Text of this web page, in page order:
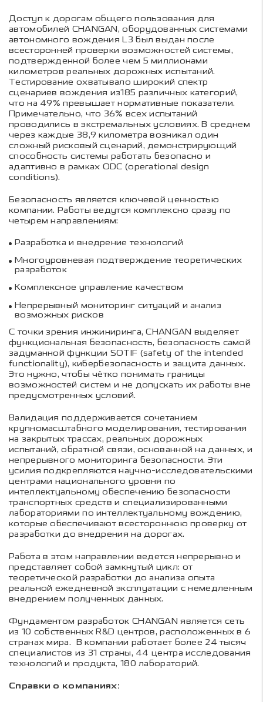
Доступ к дорогам общего пользования для
автомобилей CHANGAN, оборудованных системами
автономного вождения L3 был выдан после
всесторонней проверки возможностей системы,
подтвержденной более чем 5 миллионами
километров реальных дорожных испытаний.
Тестирование охватывало широкий спектр
сценариев вождения из185 различных категорий,
что на 49% превышает нормативные показатели.
Примечательно, что 36% всех испытаний
проводились в экстремальных условиях. В среднем
через каждые 38,9 километра возникал один
сложный рисковый сценарий, демонстрирующий
способность системы работать безопасно и
адаптивно в рамках ODC (operational design
conditions).
Безопасность является ключевой ценностью
компании. Работы ведутся комплексно сразу по
четырем направлениям:
Разработка и внедрение технологий
Многоуровневая подтверждение теоретических
разработок
Комплексное управление качеством
Непрерывный мониторинг ситуаций и анализ
возможных рисков
С точки зрения инжиниринга, CHANGAN выделяет
функциональная безопасность, безопасность самой
задуманной функции SOTIF (safety of the intended
functionality), кибербезопасность и защита данных.
Это нужно, чтобы чётко понимать границы
возможностей систем и не допускать их работы вне
предусмотренных условий.
Валидация поддерживается сочетанием
крупномасштабного моделирования, тестирования
на закрытых трассах, реальных дорожных
испытаний, обратной связи, основанной на данных, и
непрерывного мониторинга безопасности. Эти
усилия подкрепляются научно-исследовательскими
центрами национального уровня по
интеллектуальному обеспечению безопасности
транспортных средств и специализированными
лабораториями по интеллектуальному вождению,
которые обеспечивают всестороннюю проверку от
разработки до внедрения на дорогах.
Работа в этом направлении ведется непрерывно и
представляет собой замкнутый цикл: от
теоретической разработки до анализа опыта
реальной ежедневной эксплуатации с немедленным
внедрением полученных данных.
Фундаментом разработок CHANGAN является сеть
из 10 собственных R&D центров, расположенных в 6
странах мира. В компании работает более 24 тысяч
специалистов из 31 страны, 44 центра исследования
технологий и продукта, 180 лабораторий.
Справки о компаниях: